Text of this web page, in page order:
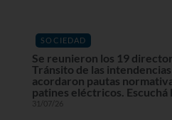
SOCIEDAD
Se reunieron los 19
Tránsito de las intendencias
acordaron pautas
patines eléctricos.
31/07/26